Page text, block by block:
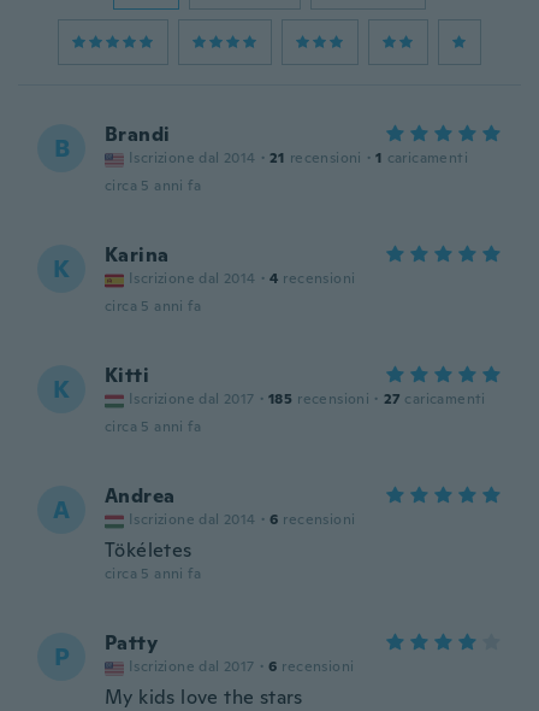
B Brandi
Iscrizione dal 2014 · 21 recensioni · 1 caricamenti
circa 5 anni fa
K Karina
Iscrizione dal 2014 · 4 recensioni
circa 5 anni fa
K Kitti
Iscrizione dal 2017 · 185 recensioni · 27 caricamenti
circa 5 anni fa
A Andrea
Iscrizione dal 2014 · 6 recensioni
Tökéletes
circa 5 anni fa
P Patty
Iscrizione dal 2017 · 6 recensioni
My kids love the stars